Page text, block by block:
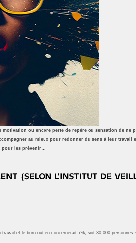
motivation ou encore perte de repère ou sensation de
au mieux pour redonner du sens à leur
pour les prévenir…
et le burn-out en concernerait 7%, soit 30 000 personnes